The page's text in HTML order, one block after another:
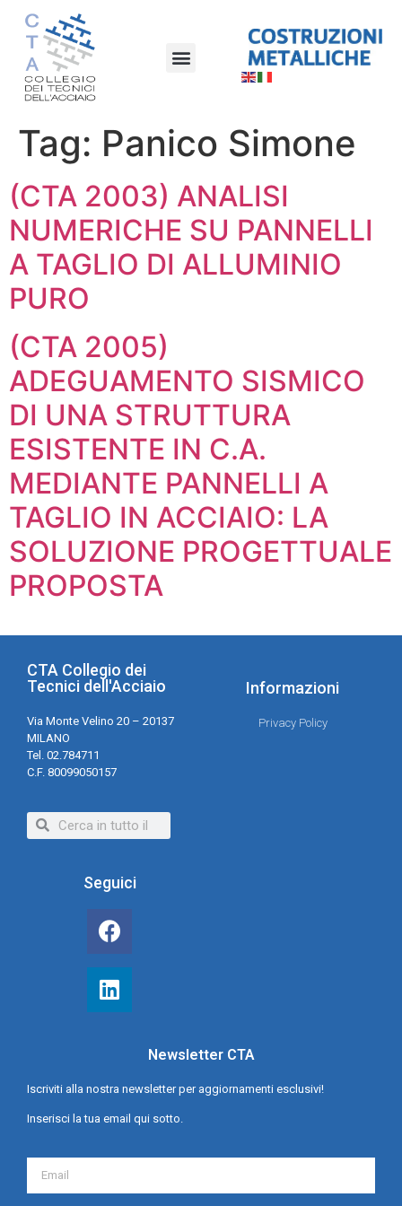
Tag: Panico Simone
(CTA 2003) ANALISI
NUMERICHE SU PANNELLI
A TAGLIO DI ALLUMINIO
PURO
(CTA 2005)
ADEGUAMENTO SISMICO
DI UNA STRUTTURA
ESISTENTE IN C.A.
MEDIANTE PANNELLI A
TAGLIO IN ACCIAIO: LA
SOLUZIONE PROGETTUALE
PROPOSTA
CTA Collegio dei
Tecnici dell'Acciaio
Via Monte Velino 20 – 20137
MILANO
Tel. 02.784711
C.F. 80099050157
Informazioni
Privacy Policy
Seguici
Newsletter CTA
Iscriviti alla nostra newsletter per aggiornamenti esclusivi!
Inserisci la tua email qui sotto.